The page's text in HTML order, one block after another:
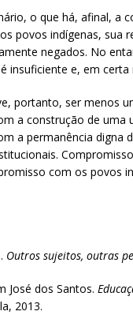
o que há, afinal, a
povos indígenas, sua
negados. No
insuficiente e, em
portanto, ser menos
a construção de uma
a permanência digna
com os povos
Outros sujeitos, outras
José dos Santos.
2013.